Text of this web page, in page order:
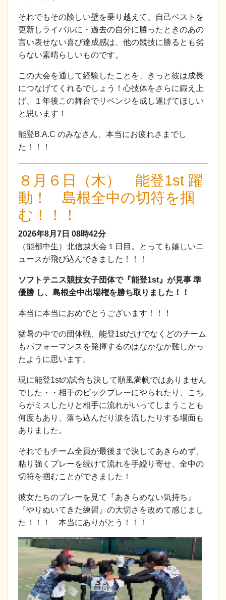
それでもその険しい壁を乗り越えて、自己ベストを
更新しライバルに・過去の自分に勝ったときのあの
言い表せない喜び達成感は、他の競技に勝るとも劣
らない素晴らしいものです。
この大会を通して経験したことを、きっと彼は成長
につなげてくれるでしょう！心技体をさらに鍛え上
げ、１年後この舞台でリベンジを成し遂げてほしい
と思います！
能登B.A.C のみなさん、本当にお疲れさまでし
た！！！
８月６日（木） 能登1st 躍
動！ 島根全中の切符を掴
む！！！
2026年8月7日 08時42分
（能都中生）北信越大会１日目。とっても嬉しいニ
ュースが飛び込んできました！！！
ソフトテニス競技女子団体で『能登1st』が見事 準
優勝 し、島根全中出場権を勝ち取りました！！
本当に本当におめでとうございます！！！
猛暑の中での団体戦、能登1stだけでなくどのチーム
もパフォーマンスを発揮するのはなかなか難しかっ
たように思います。
現に能登1stの試合も決して順風満帆ではありません
でした・・相手のビックプレーにやられたり、こち
らがミスしたりと相手に流れがいってしまうことも
何度もあり、落ち込んだり涙を流したりする場面も
ありました。
それでもチーム全員が最後まで決してあきらめず、
粘り強くプレーを続けて流れを手繰り寄せ、全中の
切符を掴むことができました！
彼女たちのプレーを見て『あきらめない気持ち』
『やりぬいてきた練習』の大切さを改めて感じまし
た！！！ 本当にありがとう！！！